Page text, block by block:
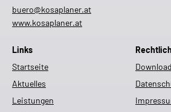
buero@kosaplaner.at
www.kosaplaner.at
Links
Startseite
Aktuelles
Leistungen